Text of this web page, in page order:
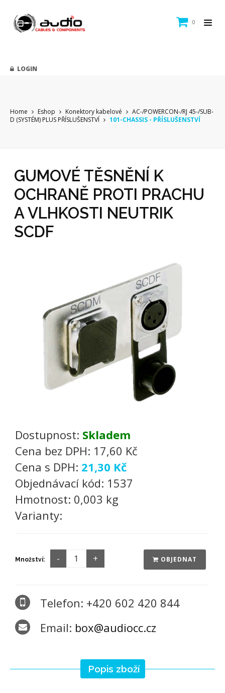
0
LOGIN
Home Eshop Konektory kabelové
AC-/POWERCON-/RJ 45-/SUB-
D (SYSTÉM) PLUS PŘÍSLUŠENSTVÍ
101-CHASSIS - PŘÍSLUŠENSTVÍ
GUMOVÉ TĚSNĚNÍ K
OCHRANĚ PROTI PRACHU
A VLHKOSTI NEUTRIK
SCDF
Dostupnost: Skladem
Cena bez DPH: 17,60 Kč
Cena s DPH: 21,30 Kč
Objednávací kód: 1537
Hmotnost: 0,003 kg
Varianty:
Množství: OBJEDNAT
Telefon: +420 602 420 844
Email: box@audiocc.cz
Popis zboží